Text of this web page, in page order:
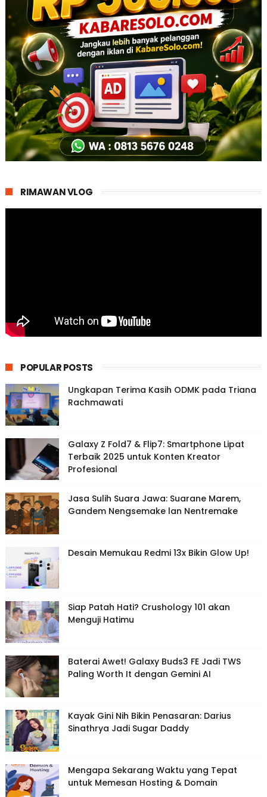
RIMAWAN VLOG
POPULAR POSTS
Ungkapan Terima Kasih ODMK pada Triana
Rachmawati
Galaxy Z Fold7 & Flip7: Smartphone Lipat
Terbaik 2025 untuk Konten Kreator
Profesional
Jasa Sulih Suara Jawa: Suarane Marem,
Gandem Nengsemake lan Nentremake
Desain Memukau Redmi 13x Bikin Glow Up!
Siap Patah Hati? Crushology 101 akan
Menguji Hatimu
Baterai Awet! Galaxy Buds3 FE Jadi TWS
Paling Worth It dengan Gemini AI
Kayak Gini Nih Bikin Penasaran: Darius
Sinathrya Jadi Sugar Daddy
Mengapa Sekarang Waktu yang Tepat
untuk Memesan Hosting & Domain